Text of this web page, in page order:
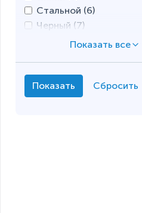
Стальной (6)
Черный (7)